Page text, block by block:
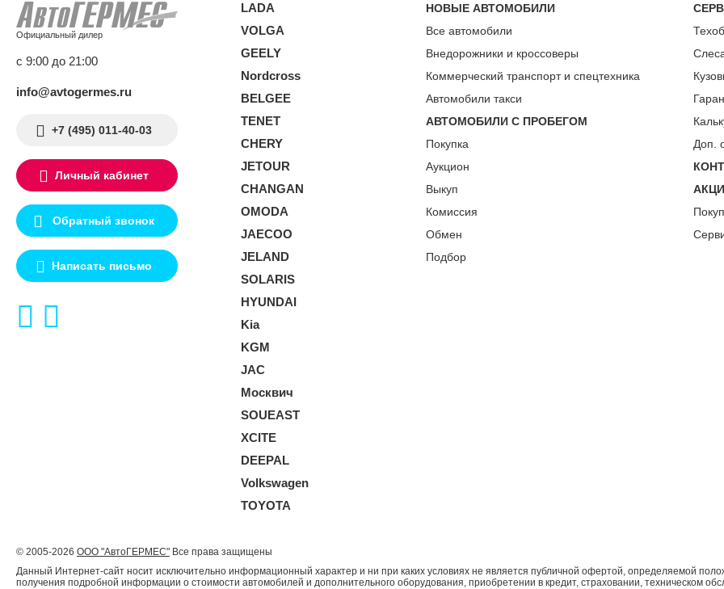
приступают к работе. Мастер не был навязчивым к доп
работам,хотя рекомендации на будущее
порекомендовал. В общем я остался
доволен.Рекамендую.
Официальный дилер
с 9:00 до 21:00
info@avtogermes.ru
+7 (495) 011-40-03
Личный кабинет
Обратный звонок
Написать письмо
LADA
VOLGA
GEELY
Nordcross
BELGEE
TENET
CHERY
JETOUR
CHANGAN
OMODA
JAECOO
JELAND
SOLARIS
HYUNDAI
Kia
KGM
JAC
Москвич
SOUEAST
XCITE
DEEPAL
Volkswagen
TOYOTA
НОВЫЕ АВТОМОБИЛИ
Все автомобили
Внедорожники и кроссоверы
Коммерческий транспорт и спецтехника
Автомобили такси
АВТОМОБИЛИ С ПРОБЕГОМ
Покупка
Аукцион
Выкуп
Комиссия
Обмен
Подбор
Доп.
© 2005-2026 ООО "АвтоГЕРМЕС" Все права защищены
Данный Интернет-сайт носит исключительно информационный характер и ни при каких условиях не является публичной офертой, определяемой
получения подробной информации о стоимости автомобилей и дополнительного оборудования, приобретении в кредит, страховании, техническом